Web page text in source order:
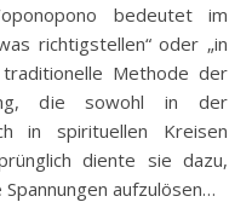
bedeutet im
richtigstellen“ oder „in
Methode der
die sowohl in der
in spirituellen Kreisen
diente sie dazu,
aufzulösen…